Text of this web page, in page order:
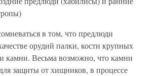
в том, что предлюди
орудий палки, кости крупных
камни. Весьма возможно, что камни
защиты от хищников, в процессе